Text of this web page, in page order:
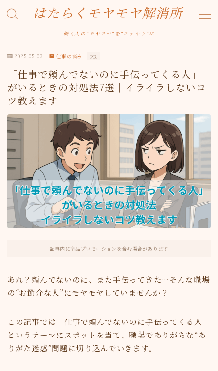
はたらくモヤモヤ解消所
働く人の"モヤモヤ"を"スッキリ"に
デモプリセット記事 #1
デモプリセット記事 #7
デモプリセット記事 Part02
プライバシーポリシー
プライバシーポリシー
利用規約／特定商取引法に基づく表記
有料記事の決済完了ページ
運営者情報
2025.05.03 仕事の悩み PR
「仕事で頼んでないのに手伝ってくる人」
がいるときの対処法7選｜イライラしないコ
ツ教えます
記事内に商品プロモーションを含む場合があります
あれ？頼んでないのに、また手伝ってきた…そんな職場
の“お節介な人”にモヤモヤしていませんか？
この記事では「仕事で頼んでないのに手伝ってくる人」
というテーマにスポットを当て、職場でありがちな“あ
りがた迷惑”問題に切り込んでいきます。